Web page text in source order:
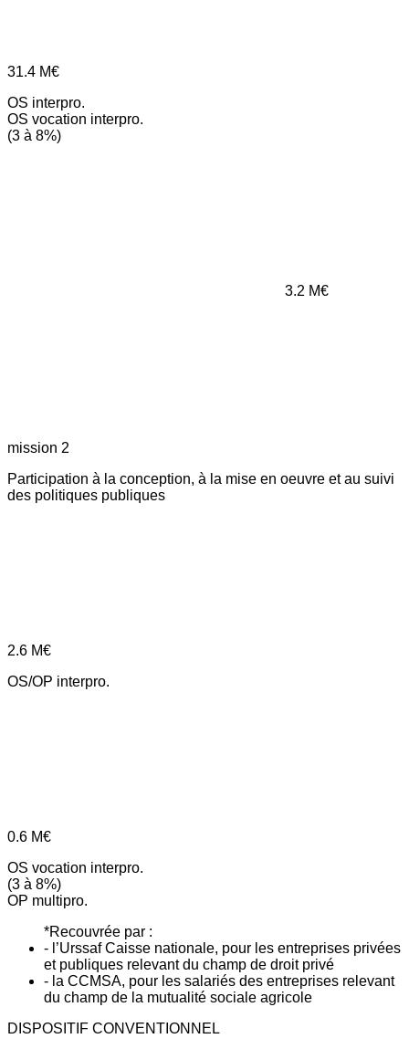
31.4 M€
OS interpro.
OS vocation interpro.
(3 à 8%)
3.2 M€
mission 2
Participation à la conception, à la mise en oeuvre et au suivi
des politiques publiques
2.6 M€
OS/OP interpro.
0.6 M€
OS vocation interpro.
(3 à 8%)
OP multipro.
*Recouvrée par :
- l’Urssaf Caisse nationale, pour les entreprises privées
et publiques relevant du champ de droit privé
- la CCMSA, pour les salariés des entreprises relevant
du champ de la mutualité sociale agricole
DISPOSITIF CONVENTIONNEL